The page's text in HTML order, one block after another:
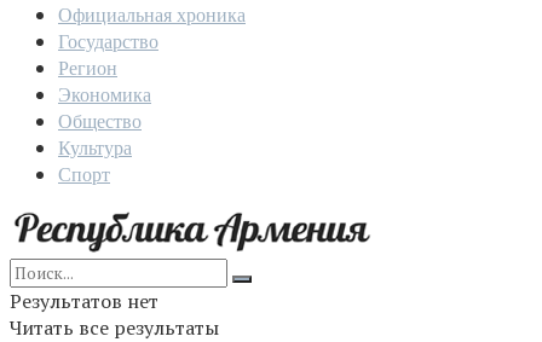
Официальная хроника
Государство
Регион
Экономика
Общество
Культура
Спорт
Результатов нет
Читать все результаты